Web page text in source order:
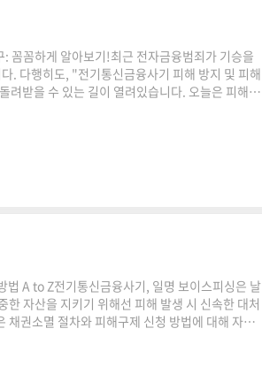
꼼꼼하게 알아보기!최근 전자금융범죄가 기승을
. 다행히도, "전기통신금융사기 피해 방지 및 피해
려받을 수 있는 길이 열려있습니다. 오늘은 피해환
기준: 얼마를 받을 수 있을까?피해환급금은 단순
권 금액에 각 피해자의 피해 금액 비율을 곱한 금
액이 소멸채권 금액보다 적다면, ..
법 A to Z전기통신금융사기, 일명 보이스피싱은 날
자산을 지키기 위해선 피해 발생 시 신속한 대처
채권소멸 절차와 피해구제 신청 방법에 대해 자세
취한 후 지체 없이 금융감독원에 채권소멸절차 개